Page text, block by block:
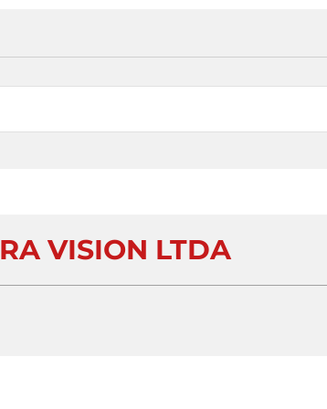
VISION LTDA